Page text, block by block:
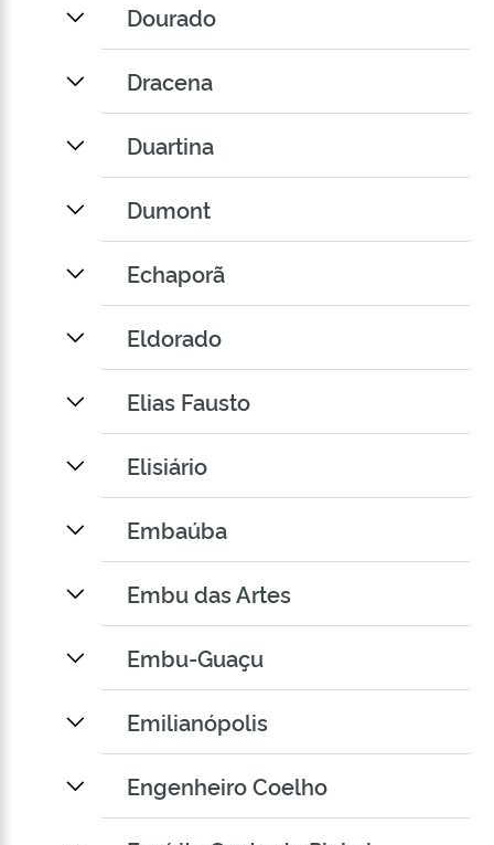
Dourado
Dracena
Duartina
Dumont
Echaporã
Eldorado
Elias Fausto
Elisiário
Embaúba
Embu das Artes
Embu-Guaçu
Emilianópolis
Engenheiro Coelho